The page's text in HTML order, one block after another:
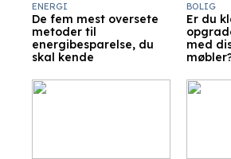
De fem mest oversete
metoder til
energibesparelse, du
skal kende
ENERGI
Er du
med
BOLIG